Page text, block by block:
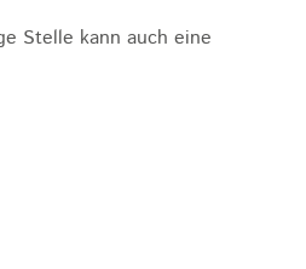
Stelle kann auch eine